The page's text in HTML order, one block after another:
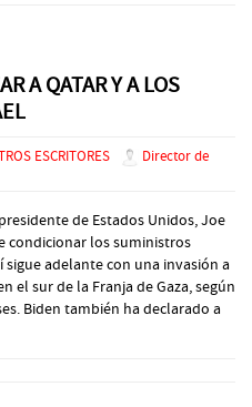
A QATAR Y A LOS
ESCRITORES
Director de
de Estados Unidos, Joe
condicionar los suministros
adelante con una invasión a
el sur de la Franja de Gaza, según
Biden también ha declarado a